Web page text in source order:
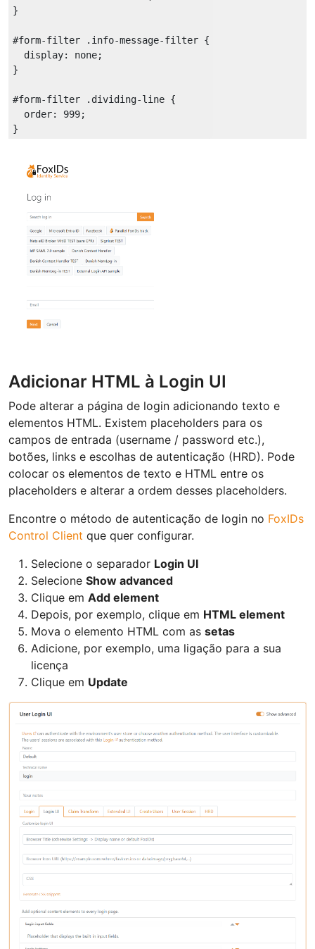
}
#form-filter .info-message-filter {
display: none;
}
#form-filter .dividing-line {
order: 999;
Adicionar HTML à Login UI
Pode alterar a página de login adicionando texto e
elementos HTML. Existem placeholders para os
campos de entrada (username / password etc.),
botões, links e escolhas de autenticação (HRD). Pode
colocar os elementos de texto e HTML entre os
placeholders e alterar a ordem desses placeholders.
Encontre o método de autenticação de login no FoxIDs
Control Client que quer configurar.
Selecione o separador Login UI
Selecione Show advanced
Clique em Add element
Depois, por exemplo, clique em HTML element
Mova o elemento HTML com as setas
Adicione, por exemplo, uma ligação para a sua
licença
Clique em Update